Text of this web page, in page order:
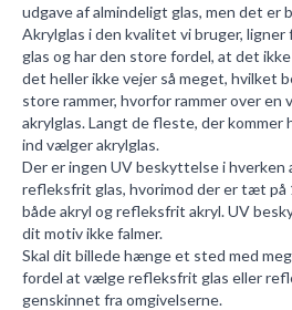
udgave af almindeligt glas, men det
Akrylglas i den kvalitet vi bruger,
glas og har den store fordel, at det
det heller ikke vejer så meget, hvilket
store rammer, hvorfor rammer over en
akrylglas. Langt de fleste, der kommer
ind vælger akrylglas.
Der er ingen UV beskyttelse i hverken
refleksfrit glas, hvorimod der er tæt på
både akryl og refleksfrit akryl. UV
dit motiv ikke falmer.
Skal dit billede hænge et sted med
fordel at vælge refleksfrit glas eller
genskinnet fra omgivelserne.